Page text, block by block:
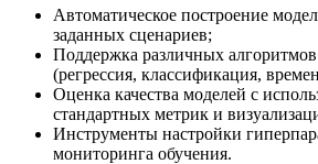
Автоматическое построение
заданных сценариев;
Поддержка различных
(регрессия, классификация,
Оценка качества моделей с
стандартных метрик и
Инструменты настройки
мониторинга обучения.